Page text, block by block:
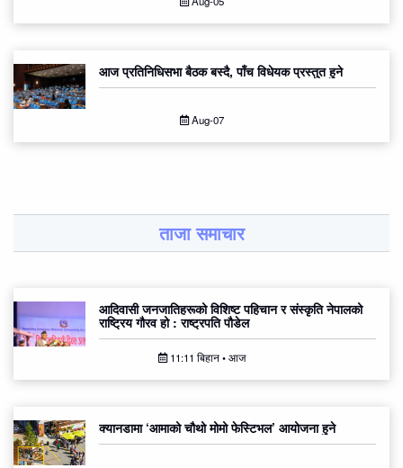
आज प्रतिनिधिसभा बैठक बस्दै, पाँच विधेयक प्रस्तुत हुने
Aug-07
ताजा समाचार
आदिवासी जनजातिहरूको विशिष्ट पहिचान र संस्कृति नेपालको
राष्ट्रिय गौरव हो : राष्ट्रपति पौडेल
11:11 बिहान • आज
क्यानडामा ‘आमाको चौथो मोमो फेस्टिभल’ आयोजना हुने